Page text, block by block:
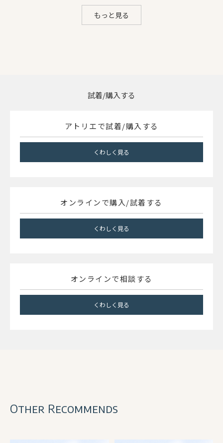
もっと見る
試着/購入する
アトリエで試着/購入する
くわしく見る
オンラインで購入/試着する
くわしく見る
オンラインで相談する
くわしく見る
Other Recommends